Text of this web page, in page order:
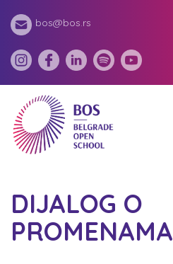
bos@bos.rs
DIJALOG O
PROMENAMA